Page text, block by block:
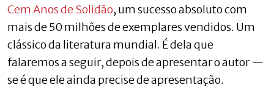
Cem Anos de Solidão, um sucesso absoluto com
mais de 50 milhões de exemplares vendidos. Um
clássico da literatura mundial. É dela que
falaremos a seguir, depois de apresentar o autor —
se é que ele ainda precise de apresentação.